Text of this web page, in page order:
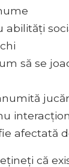
abilități
să se
afectată
că